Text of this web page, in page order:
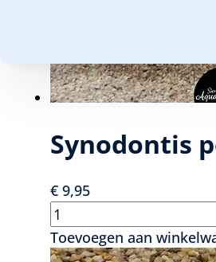
Synodontis
€ 9,95
Synodontis
petricola
aantal
Toevoegen aan